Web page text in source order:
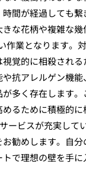
間が経過しても
な花柄や複雑な幾
業となります。
覚的に相殺され
抗アレルゲン機
多く存在します
るために積極的
ービスが充実して
勧めします。自分
で理想の壁を手